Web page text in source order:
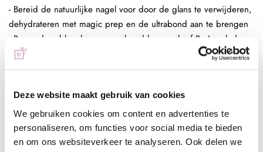
Deze website maakt gebruik van cookies
We gebruiken cookies om content en advertenties te
personaliseren, om functies voor social media te bieden
en om ons websiteverkeer te analyseren. Ook delen we
- Bereid de natuurlijke nagel voor door de glans te verwijderen,
dehydrateren met magic prep en de ultrabond aan te brengen
- Breng de rubber base, superbond base gel, of Be Jeweled
base/top aan
- Pak met de fluffy brush een kleine hoeveelheid glitters op en
poets deze in de plaklaag van de gelpolish.
- Enkele seconden fixeren in de lamp
- Aflakken met topcoat (voor de natuurlijke nagels Be Jeweled